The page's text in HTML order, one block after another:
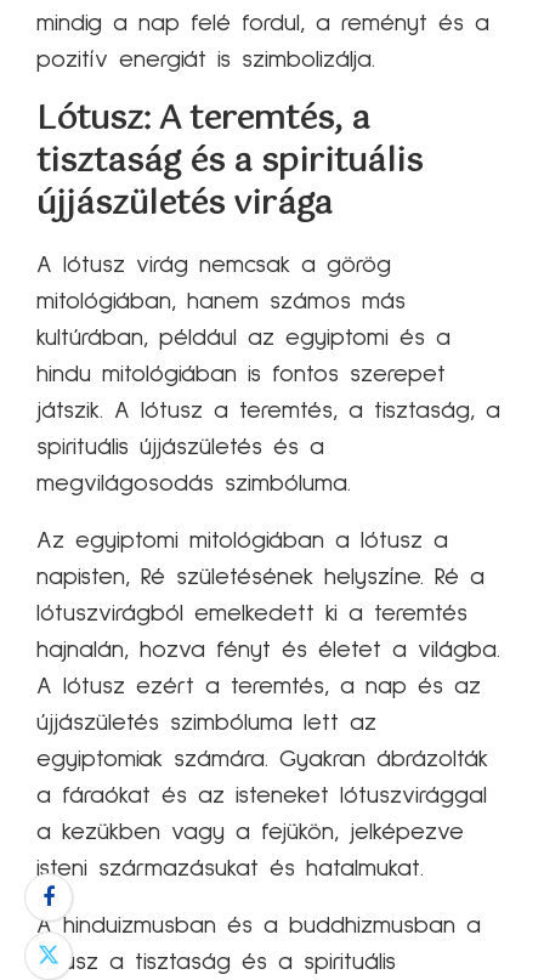
mindig a nap felé fordul, a reményt és a
pozitív energiát is szimbolizálja.
Lótusz: A teremtés, a
tisztaság és a spirituális
újjászületés virága
A lótusz virág nemcsak a görög
mitológiában, hanem számos más
kultúrában, például az egyiptomi és a
hindu mitológiában is fontos szerepet
játszik. A lótusz a teremtés, a tisztaság, a
spirituális újjászületés és a
megvilágosodás szimbóluma.
Az egyiptomi mitológiában a lótusz a
napisten, Ré születésének helyszíne. Ré a
lótuszvirágból emelkedett ki a teremtés
hajnalán, hozva fényt és életet a világba.
A lótusz ezért a teremtés, a nap és az
újjászületés szimbóluma lett az
egyiptomiak számára. Gyakran ábrázolták
a fáraókat és az isteneket lótuszvirággal
a kezükben vagy a fejükön, jelképezve
isteni származásukat és hatalmukat.
A hinduizmusban és a buddhizmusban a
lótusz a tisztaság és a spirituális